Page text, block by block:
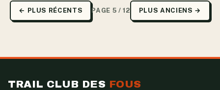
← PLUS RÉCENTS PAGE 5 / 12 PLUS ANCIENS →
TRAIL CLUB DES FOUS